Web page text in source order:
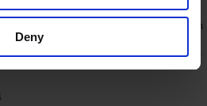
Deny
0 0
nesouhlasím